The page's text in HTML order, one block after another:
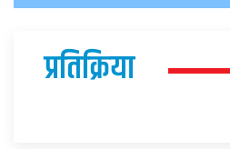
प्रतिक्रिया